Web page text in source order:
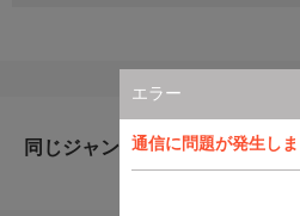
エラー
通信に問題が発生し
同じジャンルのおすすめ番組